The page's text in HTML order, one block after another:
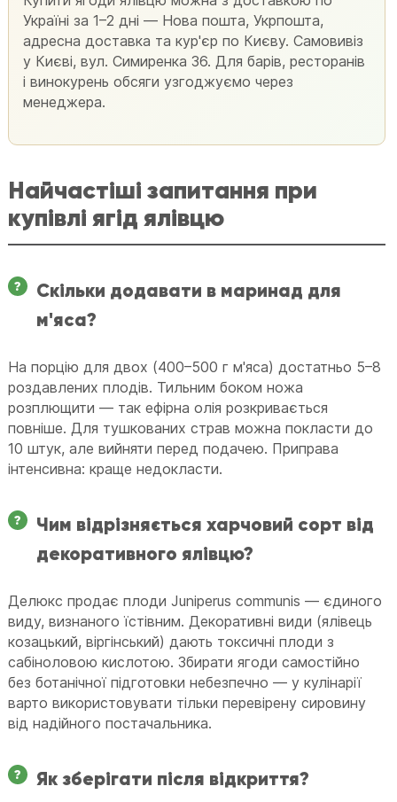
Україні за 1–2 дні — Нова пошта, Укрпошта,
адресна доставка та кур'єр по Києву. Самовивіз
у Києві, вул. Симиренка 36. Для барів, ресторанів
і винокурень обсяги узгоджуємо через
менеджера.
Найчастіші запитання при
купівлі ягід ялівцю
Скільки додавати в маринад для
м'яса?
На порцію для двох (400–500 г м'яса) достатньо 5–8
роздавлених плодів. Тильним боком ножа
розплющити — так ефірна олія розкривається
повніше. Для тушкованих страв можна покласти до
10 штук, але вийняти перед подачею. Приправа
інтенсивна: краще недокласти.
Чим відрізняється харчовий сорт від
декоративного ялівцю?
Делюкс продає плоди Juniperus communis — єдиного
виду, визнаного їстівним. Декоративні види (ялівець
козацький, віргінський) дають токсичні плоди з
сабіноловою кислотою. Збирати ягоди самостійно
без ботанічної підготовки небезпечно — у кулінарії
варто використовувати тільки перевірену сировину
від надійного постачальника.
Як зберігати після відкриття?